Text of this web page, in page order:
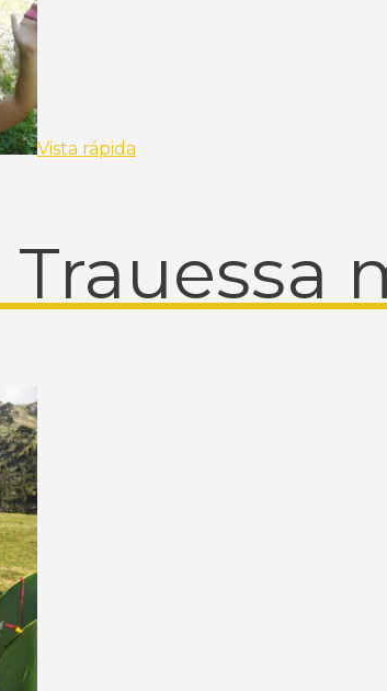
Vista rápida